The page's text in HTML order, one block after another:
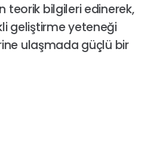
teorik bilgileri edinerek,
geliştirme yeteneği
ulaşmada güçlü bir